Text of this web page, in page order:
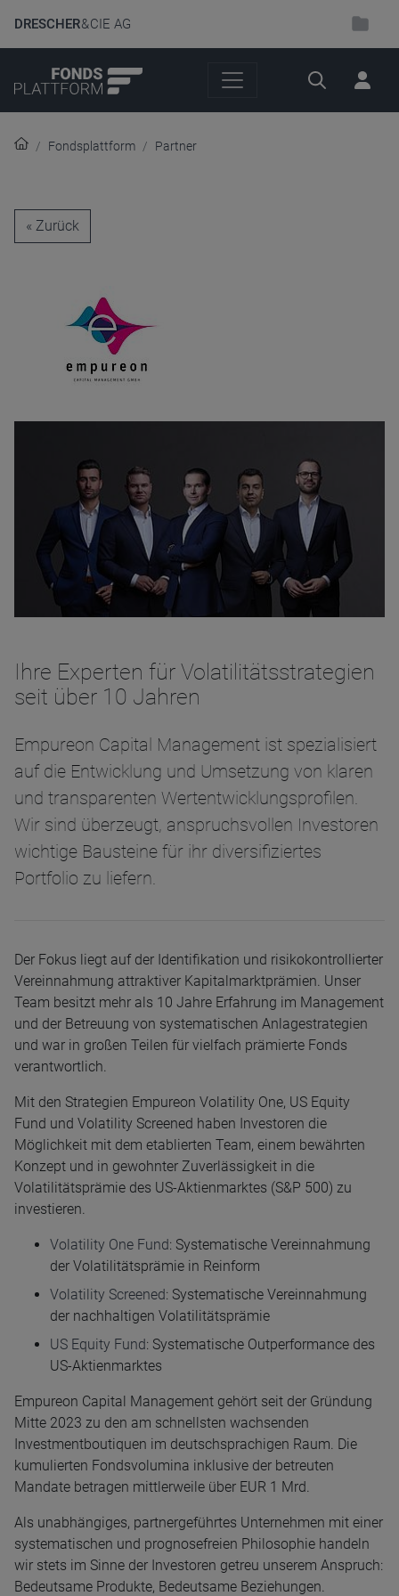
DRESCHER& CIE AG
Suche
Fondsplattform Partner
« Zurück
Ihre Experten für Volatilitätsstrategien
seit über 10 Jahren
Empureon Capital Management ist spezialisiert
auf die Entwicklung und Umsetzung von klaren
und transparenten Wertentwicklungsprofilen.
Wir sind überzeugt, anspruchsvollen Investoren
wichtige Bausteine für ihr diversifiziertes
Portfolio zu liefern.
Der Fokus liegt auf der Identifikation und risikokontrollierter
Vereinnahmung attraktiver Kapitalmarktprämien. Unser
Team besitzt mehr als 10 Jahre Erfahrung im Management
und der Betreuung von systematischen Anlagestrategien
und war in großen Teilen für vielfach prämierte Fonds
verantwortlich.
Mit den Strategien Empureon Volatility One, US Equity
Fund und Volatility Screened haben Investoren die
Möglichkeit mit dem etablierten Team, einem bewährten
Konzept und in gewohnter Zuverlässigkeit in die
Volatilitätsprämie des US-Aktienmarktes (S&P 500) zu
investieren.
Volatility One Fund: Systematische Vereinnahmung
der Volatilitätsprämie in Reinform
Volatility Screened: Systematische Vereinnahmung
der nachhaltigen Volatilitätsprämie
US Equity Fund: Systematische Outperformance des
US-Aktienmarktes
Empureon Capital Management gehört seit der Gründung
Mitte 2023 zu den am schnellsten wachsenden
Investmentboutiquen im deutschsprachigen Raum. Die
kumulierten Fondsvolumina inklusive der betreuten
Mandate betragen mittlerweile über EUR 1 Mrd.
Als unabhängiges, partnergeführtes Unternehmen mit einer
systematischen und prognosefreien Philosophie handeln
wir stets im Sinne der Investoren getreu unserem Anspruch:
Bedeutsame Produkte, Bedeutsame Beziehungen.